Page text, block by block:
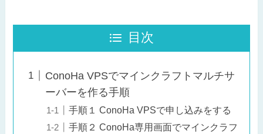
目次
ConoHa VPSでマインクラフトマルチサ
ーバーを作る手順
手順１ ConoHa VPSで申し込みをする
手順２ ConoHa専用画面でマインクラフ